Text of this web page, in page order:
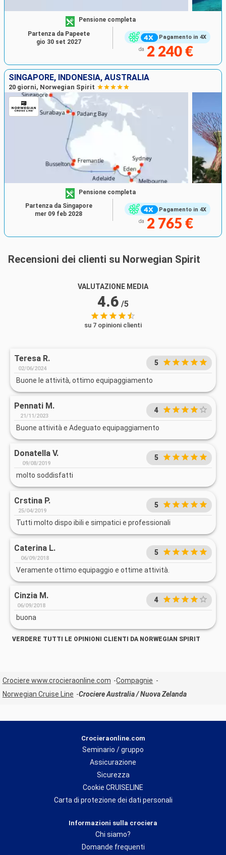
Pagamento in 4X
Pensione completa
da 2 240 €
Partenza da Papeete
gio 30 set 2027
SINGAPORE, INDONESIA, AUSTRALIA
20 giorni, Norwegian Spirit
Pagamento in 4X
Pensione completa
da 2 765 €
Partenza da Singapore
mer 09 feb 2028
Recensioni dei clienti su Norwegian Spirit
VALUTAZIONE MEDIA
4.6 /5
su 7 opinioni clienti
Teresa R.
02/06/2024
5
Buone le attività, ottimo equipaggiamento
Pennati M.
21/11/2023
4
Buone attività e Adeguato equipaggiamento
Donatella V.
09/08/2019
5
molto soddisfatti
Crstina P.
25/04/2019
5
Tutti molto dispo ibili e simpatici e professionali
Caterina L.
06/09/2018
5
Veramente ottimo equipaggio e ottime attività.
Cinzia M.
06/09/2018
4
buona
VERDERE TUTTI LE OPINIONI CLIENTI DA NORWEGIAN SPIRIT
Crociere www.crocieraonline.com
Compagnie
Norwegian Cruise Line
Crociere Australia / Nuova Zelanda
Crocieraonline.com
Seminario / gruppo
Assicurazione
Sicurezza
Cookie CRUISELINE
Carta di protezione dei dati personali
Informazioni sulla crociera
Chi siamo?
Domande frequenti